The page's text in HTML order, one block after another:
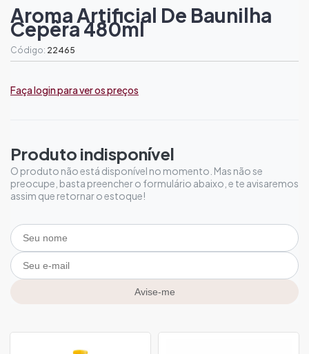
Aroma Artificial De Baunilha
Cepêra 480ml
Código: 22465
Faça login para ver os preços
Produto indisponível
O produto não está disponível no momento. Mas não se
preocupe, basta preencher o formulário abaixo, e te avisaremos
assim que retornar o estoque!
Avise-me